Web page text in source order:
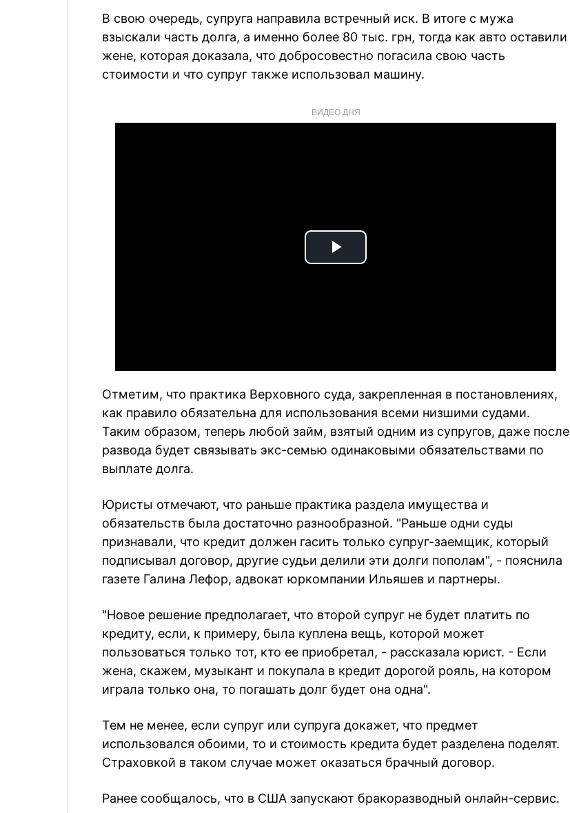
В свою очередь, супруга направила встречный иск. В итоге с мужа
взыскали часть долга, а именно более 80 тыс. грн, тогда как авто оставили
жене, которая доказала, что добросовестно погасила свою часть
стоимости и что супруг также использовал машину.
ВИДЕО ДНЯ
Play
Отметим, что практика Верховного суда, закрепленная в постановлениях,
как правило обязательна для использования всеми низшими судами.
Таким образом, теперь любой займ, взятый одним из супругов, даже после
развода будет связывать экс-семью одинаковыми обязательствами по
выплате долга.
Юристы отмечают, что раньше практика раздела имущества и
обязательств была достаточно разнообразной. "Раньше одни суды
признавали, что кредит должен гасить только супруг-заемщик, который
подписывал договор, другие судьи делили эти долги пополам", - пояснила
газете Галина Лефор, адвокат юркомпании Ильяшев и партнеры.
"Новое решение предполагает, что второй супруг не будет платить по
кредиту, если, к примеру, была куплена вещь, которой может
пользоваться только тот, кто ее приобретал, - рассказала юрист. - Если
жена, скажем, музыкант и покупала в кредит дорогой рояль, на котором
играла только она, то погашать долг будет она одна".
Тем не менее, если супруг или супруга докажет, что предмет
использовался обоими, то и стоимость кредита будет разделена поделят.
Страховкой в таком случае может оказаться брачный договор.
Ранее сообщалось, что в США запускают бракоразводный онлайн-сервис.